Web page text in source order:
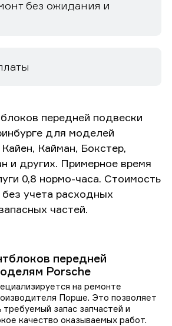
без ожидания и
передней подвески
для моделей
Кайман, Бокстер,
и других. Примерное время
0,8 нормо-часа. Стоимость
учета расходных
частей.
передней
Porsche
на ремонте
Порше. Это позволяет
запас запчастей и
качество оказываемых работ.